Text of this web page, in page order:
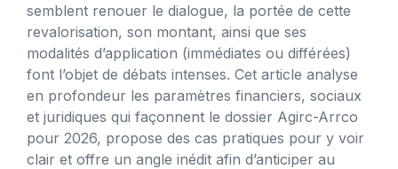
semblent renouer le dialogue, la portée de cette
revalorisation, son montant, ainsi que ses
modalités d’application (immédiates ou différées)
font l’objet de débats intenses. Cet article analyse
en profondeur les paramètres financiers, sociaux
et juridiques qui façonnent le dossier Agirc-Arrco
pour 2026, propose des cas pratiques pour y voir
clair et offre un angle inédit afin d’anticiper au